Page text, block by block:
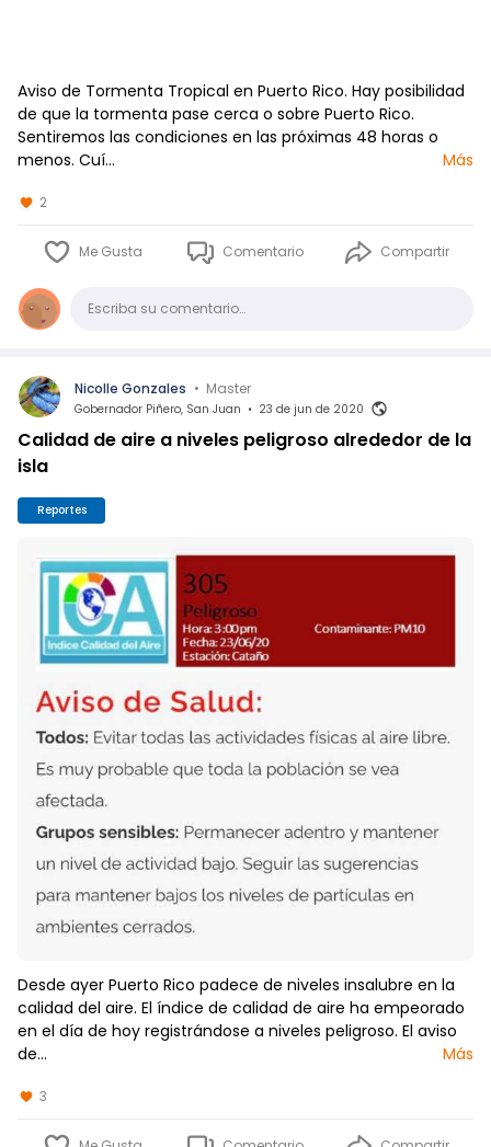
Aviso de Tormenta Tropical en Puerto Rico. Hay posibilidad
de que la tormenta pase cerca o sobre Puerto Rico.
Sentiremos las condiciones en las próximas 48 horas o
menos. Cuí…
Más
2
Me Gusta Comentario Compartir
ComentarioEscriba su comentario…
Nicolle Gonzales • Master
Gobernador Piñero, San Juan • 23 de jun de 2020
Calidad de aire a niveles peligroso alrededor de la
isla
Reportes
Desde ayer Puerto Rico padece de niveles insalubre en la
calidad del aire. El índice de calidad de aire ha empeorado
en el día de hoy registrándose a niveles peligroso. El aviso
de…
Más
3